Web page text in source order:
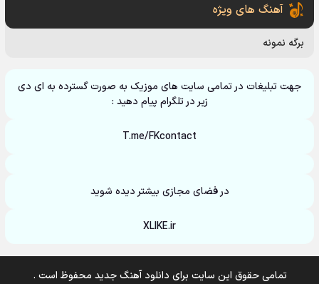
آهنگ های ویژه
برگه نمونه
جهت تبلیغات در تمامی سایت های موزیک به صورت گسترده به ای دی
زیر در تلگرام پیام دهید :
T.me/FKcontact
در فضای مجازی بیشتر دیده شوید
XLIKE.ir
تمامی حقوق این سایت برای دانلود آهنگ جدید محفوظ است .